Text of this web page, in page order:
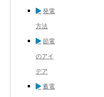
発電
方法
節電
のアイ
デア
蓄電